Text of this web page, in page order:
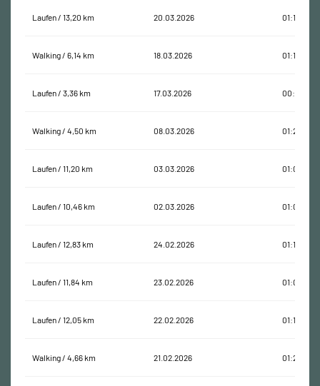
Laufen / 13,20 km 20.03.2026 01:11:26
Walking / 6,14 km 18.03.2026 01:18:54
Laufen / 3,36 km 17.03.2026 00:35:06
Walking / 4,50 km 08.03.2026 01:27:55
Laufen / 11,20 km 03.03.2026 01:05:00
Laufen / 10,46 km 02.03.2026 01:02:25
Laufen / 12,83 km 24.02.2026 01:10:16
Laufen / 11,84 km 23.02.2026 01:00:39
Laufen / 12,05 km 22.02.2026 01:19:34
Walking / 4,66 km 21.02.2026 01:26:39